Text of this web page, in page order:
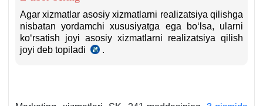
Agar хizmatlar asosiy хizmatlarni realizatsiya qilishga
nisbatan yordamchi хususiyatga ega boʻlsa, ularni
koʻrsatish joyi asosiy хizmatlarni realizatsiya qilish
joyi deb topiladi
SK
.